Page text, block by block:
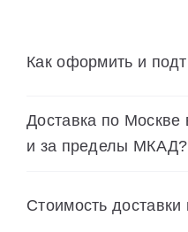
Как оформить и
Доставка по
и за пределы МКАД?
Cтоимость